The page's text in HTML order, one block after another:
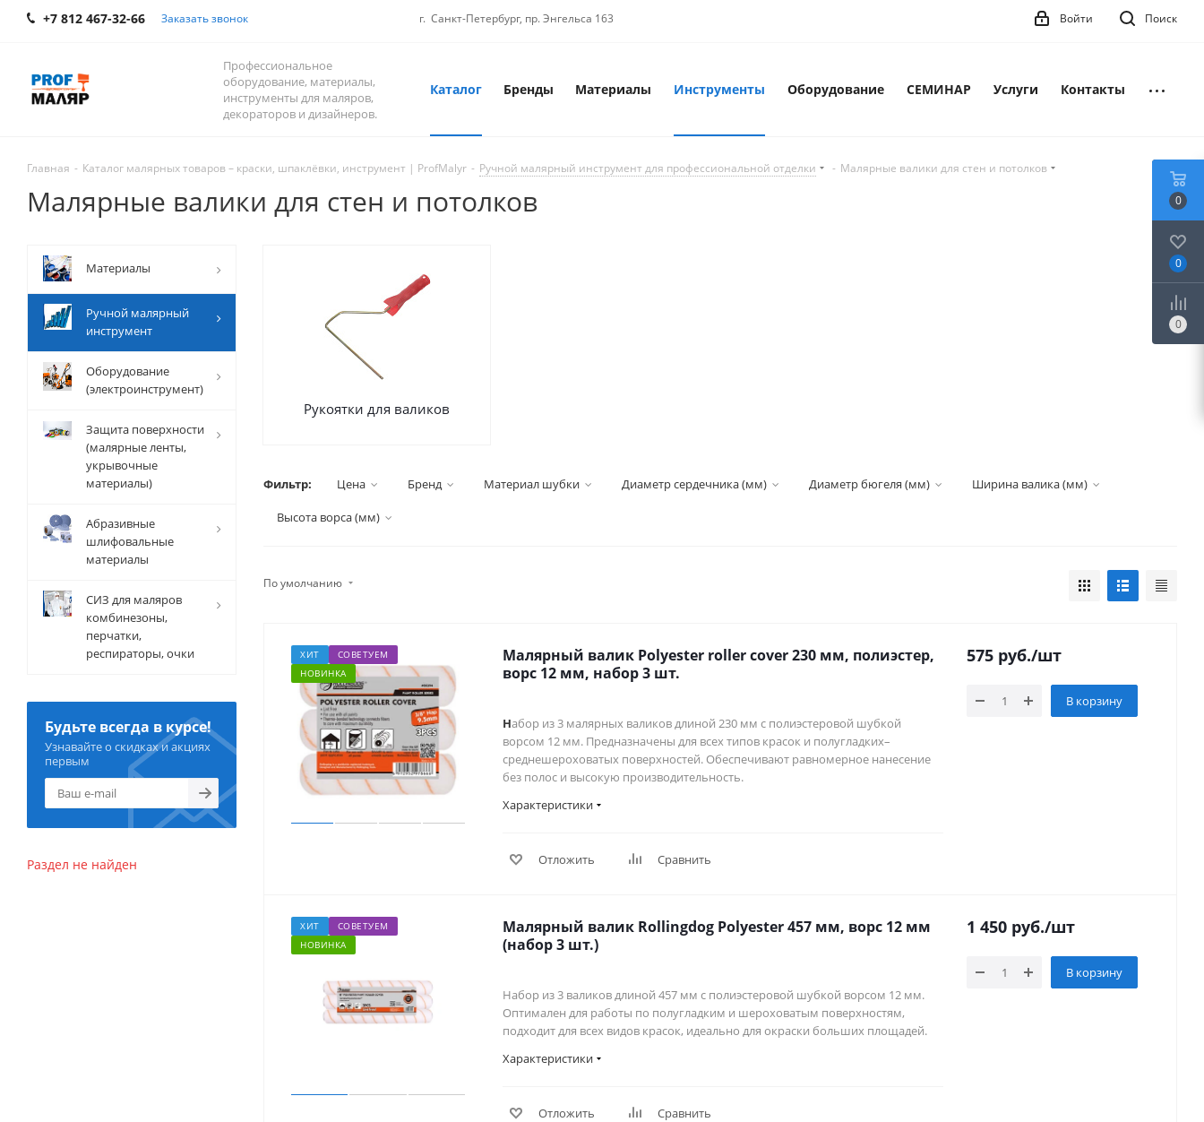
+7 812 467-32-66 Заказать звонок г. Санкт-Петербург, пр. Энгельса 163 Поиск
Войти
Профессиональное
оборудование, материалы,
инструменты для маляров,
декораторов и дизайнеров.
Каталог Бренды Материалы Инструменты Оборудование СЕМИНАР Услуги Контакты
Главная - Каталог малярных товаров – краски, шпаклёвки, инструмент | ProfMalyr - Ручной малярный инструмент для профессиональной отделки - Малярные валики для стен и потолков
Малярные валики для стен и потолков
Рукоятки для валиков
Фильтр: Цена Бренд Материал шубки Диаметр сердечника (мм) Диаметр бюгеля (мм) Ширина валика (мм)
Высота ворса (мм)
По умолчанию
ХИТ
СОВЕТУЕМ
НОВИНКА
Малярный валик Polyester roller cover 230 мм, полиэстер,
ворс 12 мм, набор 3 шт.
Набор из 3 малярных валиков длиной 230 мм с полиэстеровой шубкой
ворсом 12 мм. Предназначены для всех типов красок и полугладких–
среднешероховатых поверхностей. Обеспечивают равномерное нанесение
без полос и высокую производительность.
Характеристики
Отложить Сравнить
575 руб./шт
В корзину
ХИТ
СОВЕТУЕМ
НОВИНКА
Малярный валик Rollingdog Polyester 457 мм, ворс 12 мм
(набор 3 шт.)
Набор из 3 валиков длиной 457 мм с полиэстеровой шубкой ворсом 12 мм.
Оптимален для работы по полугладким и шероховатым поверхностям,
подходит для всех видов красок, идеально для окраски больших площадей.
Характеристики
Отложить Сравнить
1 450 руб./шт
В корзину
Mатериалы
Ручной малярный
инструмент
Оборудование
(электроинструмент)
Защита поверхности
(малярные ленты,
укрывочные
материалы)
Абразивные
шлифовальные
материалы
СИЗ для маляров
комбинезоны,
перчатки,
респираторы, очки
Будьте всегда в курсе!
Узнавайте о скидках и акциях
первым
Раздел не найден
0
0
0